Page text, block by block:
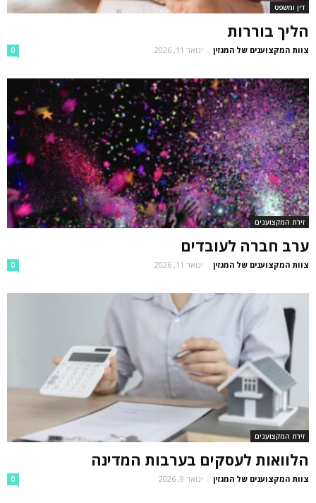
דין ומשפט
הליך בוררות
צוות המקצוענים של המגזין - ינואר 11, 2026 0
זירת המקצוענים
ערב חברה לעובדים
צוות המקצוענים של המגזין - ינואר 11, 2026 0
זירת המקצוענים
הלוואות לעסקים בערבות המדינה
צוות המקצוענים של המגזין - ינואר 9, 2026 0